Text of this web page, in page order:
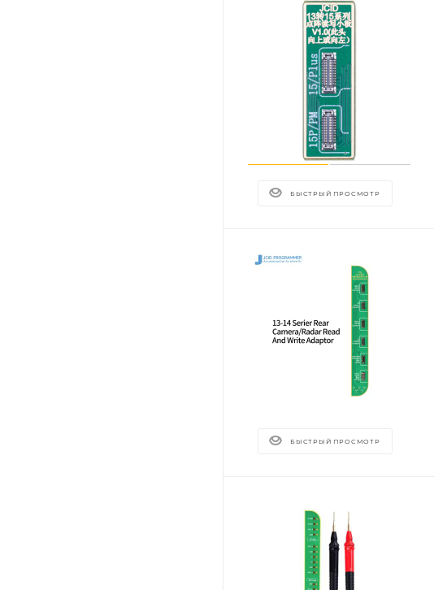
БЫСТРЫЙ ПРОСМОТР
БЫСТРЫЙ ПРОСМОТР